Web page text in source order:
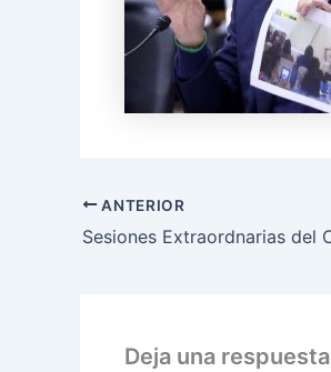
ANTERIOR
Deja una respuesta